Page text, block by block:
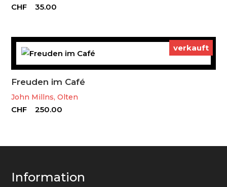
CHF 35.00
verkauft
Freuden im Café
John Millns, Olten
CHF 250.00
Information